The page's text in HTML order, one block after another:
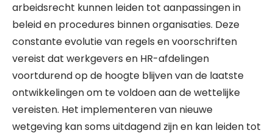
arbeidsrecht kunnen leiden tot aanpassingen in
beleid en procedures binnen organisaties. Deze
constante evolutie van regels en voorschriften
vereist dat werkgevers en HR-afdelingen
voortdurend op de hoogte blijven van de laatste
ontwikkelingen om te voldoen aan de wettelijke
vereisten. Het implementeren van nieuwe
wetgeving kan soms uitdagend zijn en kan leiden tot